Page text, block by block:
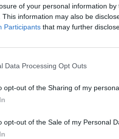
of your personal information
This information may also be
Participants that may further
Data Processing Opt Outs
opt-out of the Sharing of my
opt-out of the Sale of my Personal
l’elenco di artisti,
provenienti dal mondo
cultura, della scienza,
del 10 ottobre al
[...]
Faunistico Venatorio. Ma
segnali positivi"